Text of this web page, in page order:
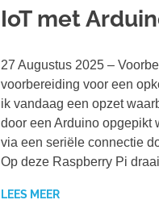
IoT met
27 Augustus 2025 –
voorbereiding voor een
ik vandaag een opzet
door een Arduino opgepikt
via een seriële connectie
Op deze Raspberry Pi
LEES MEER